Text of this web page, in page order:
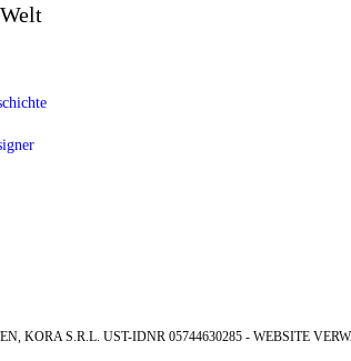
KORA S.R.L. UST-IDNR 05744630285 - WEBSITE